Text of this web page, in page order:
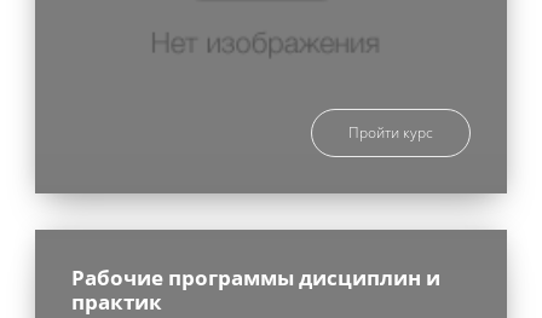
Пройти курс
Рабочие программы дисциплин и
практик